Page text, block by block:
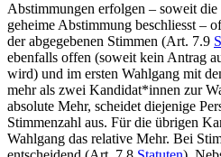
Abstimmungen erfolgen – soweit
geheime Abstimmung beschliesst –
der abgegebenen Stimmen (Art. 7.9
ebenfalls offen (soweit kein Antrag
wird) und im ersten Wahlgang mit
mehr als zwei Kandidat*innen zur
absolute Mehr, scheidet diejenige
Stimmenzahl aus. Für die übrigen
Wahlgang das relative Mehr. Bei